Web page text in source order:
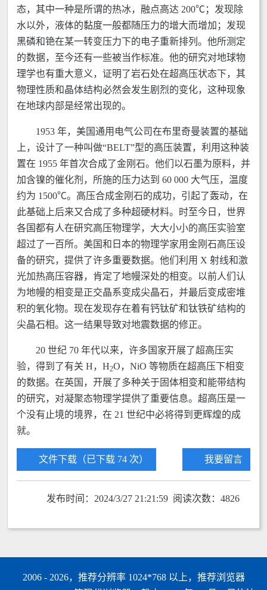
态，其中一种是所谓的热冰，融点高达 200℃；发现除
水以外，液体的黏度一般都随压力的增大而增加；发现
黑磷和铯在某一转变压力下的电子重新排列。他所测定
的数据，至今还有一些被当作标准。他的研究对地球物
理学也有重大意义，证明了岩石处在超高压状态下，其
物理性质和晶体结构必然会发生剧烈的变化，这种现象
在地球内部是经常出现的。
1953 年，美国通用电气公司在布里奇曼装置的基础
上，设计了一种叫做“BELT”型的高压装置，利用这种装
置在 1955 年首次合成了金刚石。他们以石墨为原料，并
加含镍的催化剂，所施的压力达到 60 000 大气压，温度
约为 1500℃。高压合成金刚石的成功，引起了轰动，在
此基础上后来又合成了多种超硬材料。时至今日，世界
各国都有人在研究高压物理学，大大小小的高压实验室
超过了一百所。美国和日本的物理学家用金刚石高压设
备的研究，提供了许多重要数据。他们利用 X 射线和激
光加热高压容器，肯定了地幔深处的相变。以前人们认
为地幔的相变是正交晶系变成尖晶石，并最后变成密堆
积的氧化物。现在发现存在着有钙钛矿和钛铁矿结构的
尖晶石相。这一结果导致对地震数据的修正。
20 世纪 70 年代以来，许多国家开展了超高压实
验，得到了有关 H，H2O，NiO 等物质在超高压下相变
的数据。在英国，开展了多种关于固体相变和能带结构
的研究，对凝聚态物理学提供了重要信息。超高压是一
个没有止境的境界，在 21 世纪中必将得到更辉煌的成
就。
文件下载（已下载 74 次） 我要留言
发布时间：2024/3/27 21:21:59 阅读次数：4826
2006 - 2026，推荐分辨率 1024*768 以上，推荐浏览器